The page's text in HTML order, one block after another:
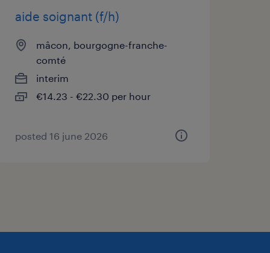
des heures, ils ont un
sujets stimulants et
aide soignant (f/h)
mâcon, bourgogne-franche-
comté
interim
€14.23 - €22.30 per hour
posted 16 june 2026